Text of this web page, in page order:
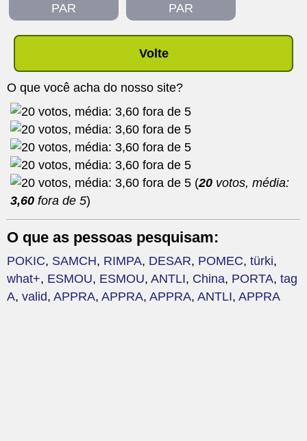
PAR PAR
Volte
O que você acha do nosso site?
(20 votos, média:
3,60 fora de 5)
O que as pessoas pesquisam:
POKIC, SAMCH, RIMPA, DESAR, POMEC, türki,
what+, ESMOU, ESMOU, ANTLI, China, PORTA, tag
A, valid, APPRA, APPRA, APPRA, ANTLI, APPRA